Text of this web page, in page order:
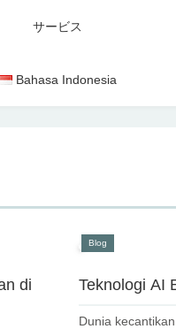
サービス
Bahasa Indonesia
di
Blog
Teknologi AI
Dunia